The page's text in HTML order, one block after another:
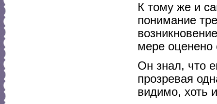
К тому же и
понимание
мере оценено
Он знал, что
прозревая
видимо, хоть